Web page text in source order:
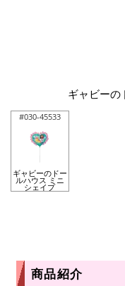
ギャビーの
#030-45533
ギャビーのドー
ルハウス ミニ
シェイプ
商品紹介